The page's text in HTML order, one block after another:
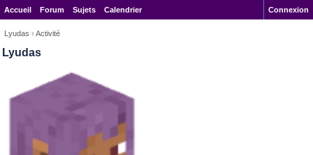
Accueil Forum Sujets Calendrier Connexion
Lyudas › Activité
Lyudas